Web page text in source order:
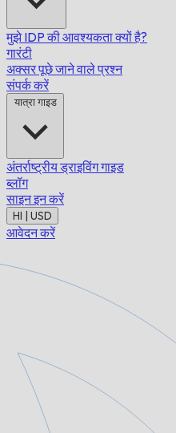
मुझे IDP की आवश्यकता क्यों है?
गारंटी
अक्सर पूछे जाने वाले प्रश्न
संपर्क करें
यात्रा गाइड
अंतर्राष्ट्रीय ड्राइविंग गाइड
ब्लॉग
साइन इन करें
HI | USD
आवेदन करें